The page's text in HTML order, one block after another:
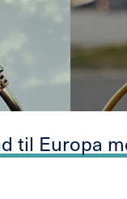
til Europa